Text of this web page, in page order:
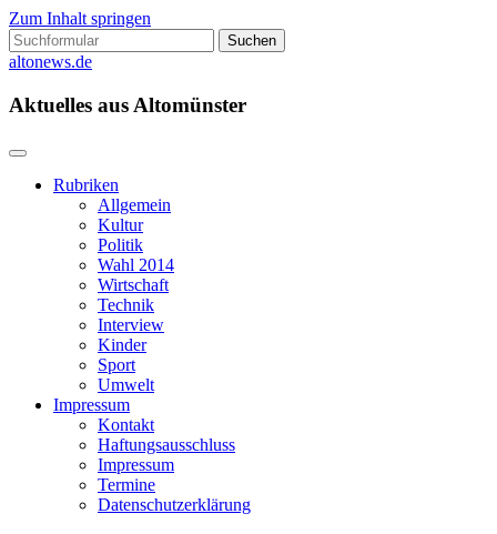
Zum Inhalt springen
Suchen
nach:
altonews.de
Aktuelles aus Altomünster
Rubriken
Allgemein
Kultur
Politik
Wahl 2014
Wirtschaft
Technik
Interview
Kinder
Sport
Umwelt
Impressum
Kontakt
Haftungsausschluss
Impressum
Termine
Datenschutzerklärung